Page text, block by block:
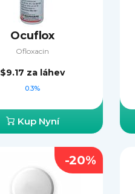
Ocuflox
Ofloxacin
$9.17 za láhev
0.3%
Kup Nyní
-20%